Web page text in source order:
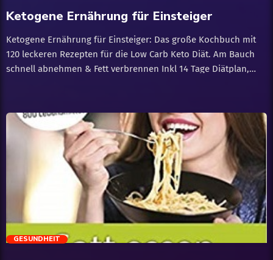
Ketogene Ernährung für Einsteiger
Ketogene Ernährung für Einsteiger: Das große Kochbuch mit
120 leckeren Rezepten für die Low Carb Keto Diät. Am Bauch
schnell abnehmen & Fett verbrennen Inkl 14 Tage Diätplan,
die viele gesundheitliche Vorteile bietet.
trending_flat
GESUNDHEIT